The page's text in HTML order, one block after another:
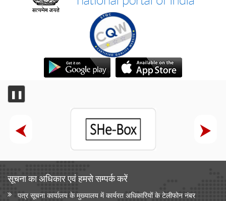
❚❚
सूचना का अधिकार एवं हमसे सम्‍पर्क करें
पत्र सूचना कार्यालय के मुख्यालय में कार्यरत अधिकारियों के टेलीफोन नंबर